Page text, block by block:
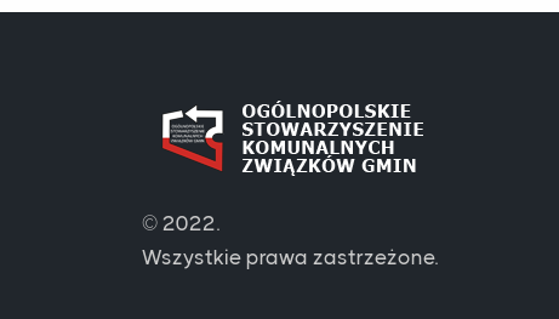
© 2022.
Wszystkie prawa zastrzeżone.